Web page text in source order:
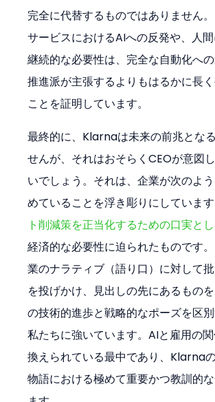
完全に代替するものではありません
サービスにおけるAIへの反発や、人
継続的な必要性は、完全な自動化へ
推進派が主張するよりもはるかに長
ことを証明しています。
最終的に、Klarnaは未来の前兆とな
せんが、それはおそらくCEOが意図
いでしょう。それは、企業が次のよ
めていることを浮き彫りにしていま
ト削減策を正当化するための口実と
経済的な必要性に迫られたものです
業のナラティブ（語り口）に対して
を投げかけ、見出しの先にあるもの
の技術的進歩と戦略的なポーズを区
私たちに強いています。AIと雇用の
換えられている最中であり、Klarna
物語における極めて重要かつ教訓的